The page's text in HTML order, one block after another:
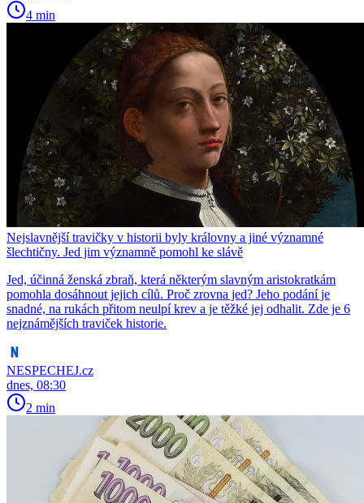
4 min
Nejslavnější travičky v historii byly královny a jiné významné
šlechtičny. Jed jim významně pomohl ke slávě
Jed, účinná ženská zbraň, která některým slavným aristokratkám
pomohla dosáhnout jejich cílů. Proč zrovna jed? Jeho podání je
snadné, na rukách přitom neulpí krev a je těžké jej odhalit. Zde je 6
nejznámějších traviček historie.
NESPECHEJ.cz
dnes, 08:30
2 min